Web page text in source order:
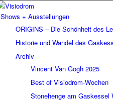
Shows + Ausstellungen
ORIGINS – Die Schönheit des
Historie und Wandel des
Archiv
Vincent Van Gogh 2025
Best of Visiodrom-Wochen
Stonehenge am Gaskessel